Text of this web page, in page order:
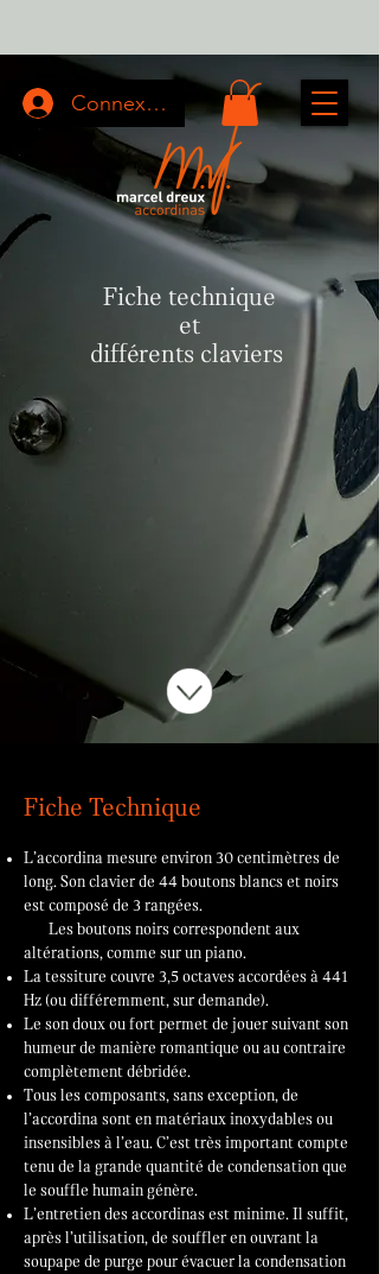
Connexion
Fiche technique
et
différents claviers
Fiche Technique
L’accordina mesure environ 30 centimètres de
long. Son clavier de 44 boutons blancs et noirs
est composé de 3 rangées.
Les boutons noirs correspondent aux
altérations, comme sur un piano.
La tessiture couvre 3,5 octaves accordées à 441
Hz (ou différemment, sur demande).
Le son doux ou fort permet de jouer suivant son
humeur de manière romantique ou au contraire
complètement débridée.
Tous les composants, sans exception, de
l’accordina sont en matériaux inoxydables ou
insensibles à l’eau. C’est très important compte
tenu de la grande quantité de condensation que
le souffle humain génère.
L’entretien des accordinas est minime. Il suffit,
après l’utilisation, de souffler en ouvrant la
soupape de purge pour évacuer la condensation